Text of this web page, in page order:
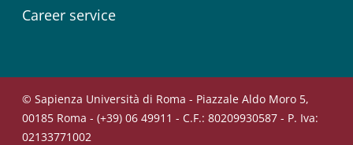
Career service
© Sapienza Università di Roma - Piazzale Aldo Moro 5,
00185 Roma - (+39) 06 49911 - C.F.: 80209930587 - P. Iva:
02133771002